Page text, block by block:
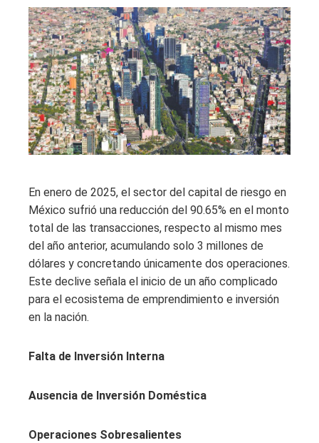
En enero de 2025, el sector del capital de riesgo en
México sufrió una reducción del 90.65% en el monto
total de las transacciones, respecto al mismo mes
del año anterior, acumulando solo 3 millones de
dólares y concretando únicamente dos operaciones.
Este declive señala el inicio de un año complicado
para el ecosistema de emprendimiento e inversión
en la nación.
Falta de Inversión Interna
Ausencia de Inversión Doméstica
Operaciones Sobresalientes